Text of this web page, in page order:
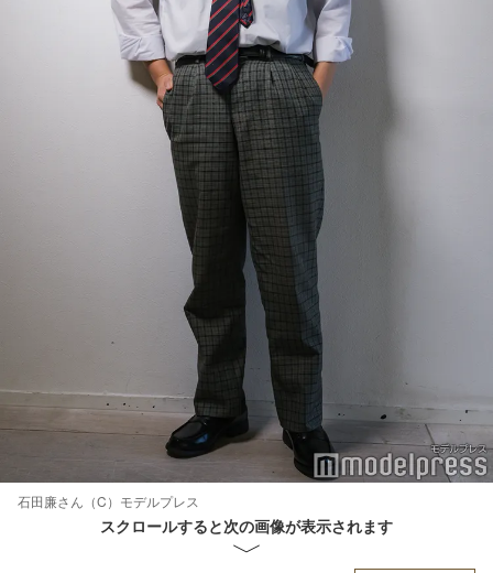
石田廉さん（C）モデルプレス
スクロールすると次の画像が表示されます